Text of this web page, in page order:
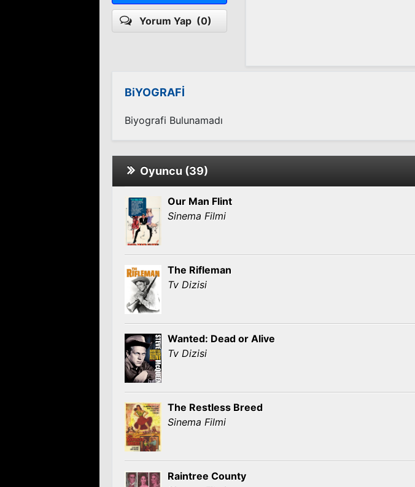
Yorum Yap (0)
BiYOGRAFİ
Biyografi Bulunamadı
Oyuncu (39)
Our Man Flint
Sinema Filmi
The Rifleman
Tv Dizisi
Wanted: Dead or Alive
Tv Dizisi
The Restless Breed
Sinema Filmi
Raintree County